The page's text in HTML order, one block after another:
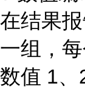
在结果
一组，
数值 1、